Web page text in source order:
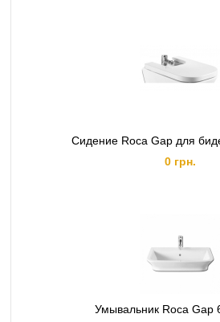
Сидение Roca Gap для
0 грн.
Умывальник Roca Gap